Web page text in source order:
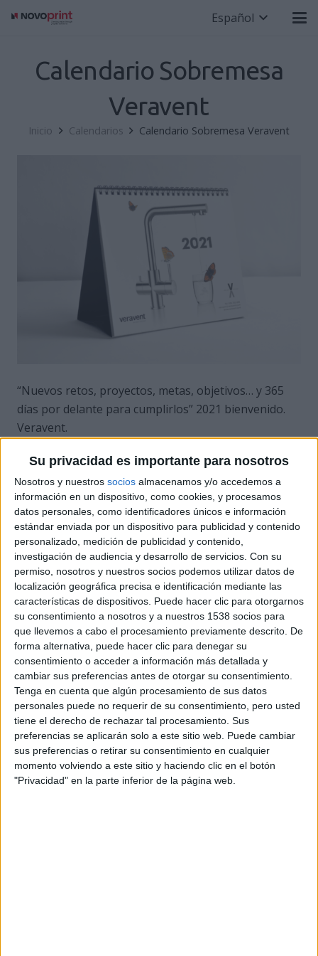
Su privacidad es importante para nosotros
Nosotros y nuestros socios almacenamos y/o accedemos a
información en un dispositivo, como cookies, y procesamos
datos personales, como identificadores únicos e información
estándar enviada por un dispositivo para publicidad y contenido
personalizado, medición de publicidad y contenido,
investigación de audiencia y desarrollo de servicios. Con su
permiso, nosotros y nuestros socios podemos utilizar datos de
localización geográfica precisa e identificación mediante las
características de dispositivos. Puede hacer clic para otorgarnos
su consentimiento a nosotros y a nuestros 1538 socios para
que llevemos a cabo el procesamiento previamente descrito. De
forma alternativa, puede hacer clic para denegar su
consentimiento o acceder a información más detallada y
cambiar sus preferencias antes de otorgar su consentimiento.
Tenga en cuenta que algún procesamiento de sus datos
personales puede no requerir de su consentimiento, pero usted
tiene el derecho de rechazar tal procesamiento. Sus
preferencias se aplicarán solo a este sitio web. Puede cambiar
sus preferencias o retirar su consentimiento en cualquier
momento volviendo a este sitio y haciendo clic en el botón
"Privacidad" en la parte inferior de la página web.
Español
Calendario Sobremesa
Veravent
Inicio Calendarios Calendario Sobremesa Veravent
“Nuevos retos, proyectos, metas, objetivos… y 365
días por delante para cumplirlos” 2021 bienvenido.
Veravent.
El calendario publicitario es una herramienta eficaz
para organizar agenda y recordarlo todo, pero
también es un anuncio de gran visibilidad durante
todo el año. Tanto en su versión de pared como de
sobremesa pueden personalizarse: tamaño, formato,
imagen corporativa, fotografía de producto,
absolutamente todo a la medida del cliente.
Certificaciones